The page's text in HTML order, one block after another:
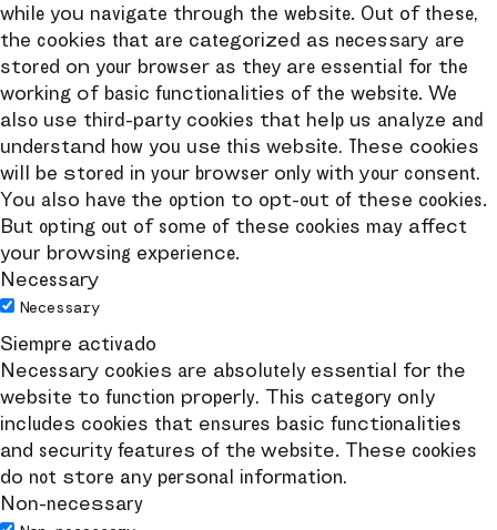
while you navigate through the website. Out of these,
the cookies that are categorized as necessary are
stored on your browser as they are essential for the
working of basic functionalities of the website. We
also use third-party cookies that help us analyze and
understand how you use this website. These cookies
will be stored in your browser only with your consent.
You also have the option to opt-out of these cookies.
But opting out of some of these cookies may affect
your browsing experience.
Necessary
Necessary
Siempre activado
Necessary cookies are absolutely essential for the
website to function properly. This category only
includes cookies that ensures basic functionalities
and security features of the website. These cookies
do not store any personal information.
Non-necessary